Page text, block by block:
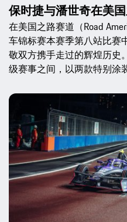
保时捷与潘世奇在美
在美国之路赛道（Road
车锦标赛本赛季第八站比赛
敬双方携手走过的辉煌历史
级赛事之间，以两款特别涂